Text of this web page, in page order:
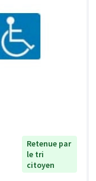
Retenue par
le tri
citoyen